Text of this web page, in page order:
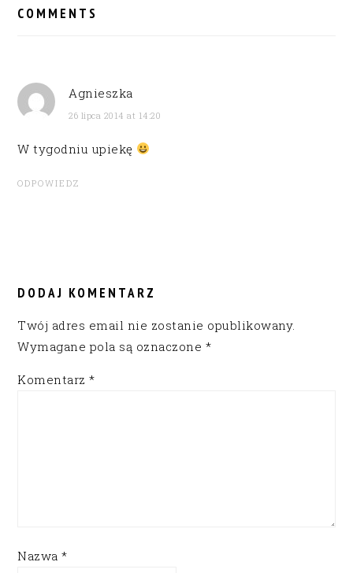
INTERACTIONS
COMMENTS
Agnieszka
26 lipca 2014 at 14:20
W tygodniu upiekę
ODPOWIEDZ
DODAJ KOMENTARZ
Twój adres email nie zostanie opublikowany.
Wymagane pola są oznaczone *
Komentarz*
Nazwa*